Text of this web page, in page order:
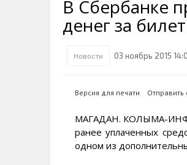
Транспортная
Их надо знать. Галерея
Достопримечательности
Туристическик маршруты
Губернатор
Наркоте нет
Аэропорт Магадан
Сельское хозяйство
Аварии ДТП
В Сбербанке
денег за
Новости 03 ноябрь 2015
Версия для печати
МАГАДАН. КОЛЫМА-
ранее уплаченных
одном из